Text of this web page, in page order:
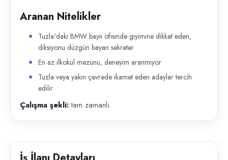
Aranan Nitelikler
Tuzla'daki BMW bayii ofisinde giyimine dikkat eden,
diksiyonu düzgün bayan sekreter
En az ilkokul mezunu, deneyim aranmıyor
Tuzla veya yakın çevrede ikamet eden adaylar tercih
edilir
Çalışma şekli:tam zamanlı.